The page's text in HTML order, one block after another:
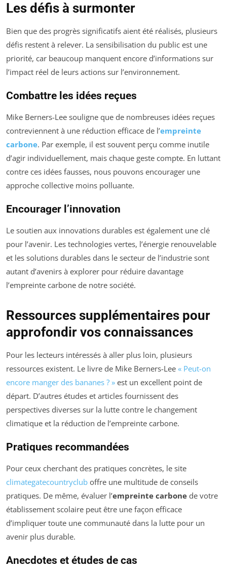
Les défis à surmonter
Bien que des progrès significatifs aient été réalisés, plusieurs
défis restent à relever. La sensibilisation du public est une
priorité, car beaucoup manquent encore d’informations sur
l’impact réel de leurs actions sur l’environnement.
Combattre les idées reçues
Mike Berners-Lee souligne que de nombreuses idées reçues
contreviennent à une réduction efficace de l’empreinte
carbone. Par exemple, il est souvent perçu comme inutile
d’agir individuellement, mais chaque geste compte. En luttant
contre ces idées fausses, nous pouvons encourager une
approche collective moins polluante.
Encourager l’innovation
Le soutien aux innovations durables est également une clé
pour l’avenir. Les technologies vertes, l’énergie renouvelable
et les solutions durables dans le secteur de l’industrie sont
autant d’avenirs à explorer pour réduire davantage
l’empreinte carbone de notre société.
Ressources supplémentaires pour
approfondir vos connaissances
Pour les lecteurs intéressés à aller plus loin, plusieurs
ressources existent. Le livre de Mike Berners-Lee « Peut-on
encore manger des bananes ? » est un excellent point de
départ. D’autres études et articles fournissent des
perspectives diverses sur la lutte contre le changement
climatique et la réduction de l’empreinte carbone.
Pratiques recommandées
Pour ceux cherchant des pratiques concrètes, le site
climategatecountryclub offre une multitude de conseils
pratiques. De même, évaluer l’empreinte carbone de votre
établissement scolaire peut être une façon efficace
d’impliquer toute une communauté dans la lutte pour un
avenir plus durable.
Anecdotes et études de cas